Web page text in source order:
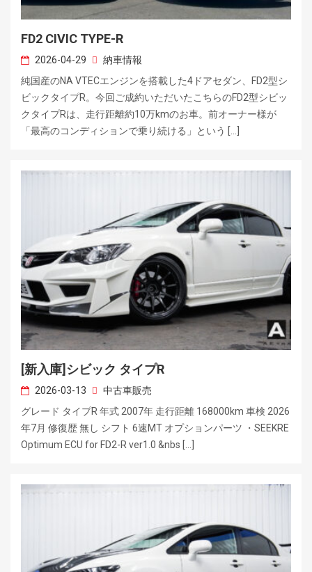
FD2 CIVIC TYPE-R
2026-04-29
納車情報
純国産のNA VTECエンジンを搭載した4ドアセダン、FD2型シ
ビックタイプR。今回ご成約いただいたこちらのFD2型シビッ
クタイプRは、走行距離約10万kmのお車。前オーナー様が
「最高のコンディションで乗り続ける」という […]
[新入庫]シビック タイプR
2026-03-13
中古車販売
グレード タイプR 年式 2007年 走行距離 168000km 車検 2026
年7月 修復歴 無し シフト 6速MT オプションパーツ ・SEEKRE
Optimum ECU for FD2-R ver1.0 &nbs […]